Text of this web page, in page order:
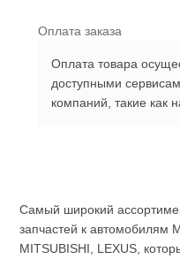
Оплата заказа
Оплата товара
доступными
компаний, такие как
Самый широкий
запчастей к автомобилям
MITSUBISHI, LEXUS,